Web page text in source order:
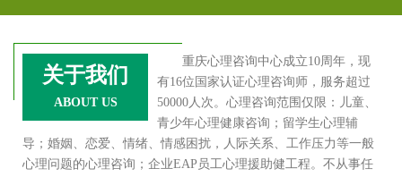
关于我们
ABOUT US
重庆心理咨询中心成立10周年，现
有16位国家认证心理咨询师，服务超过
50000人次。心理咨询范围仅限：儿童、
青少年心理健康咨询；留学生心理辅
导；婚姻、恋爱、情绪、情感困扰，人际关系、工作压力等一般
心理问题的心理咨询；企业EAP员工心理援助健工程。不从事任